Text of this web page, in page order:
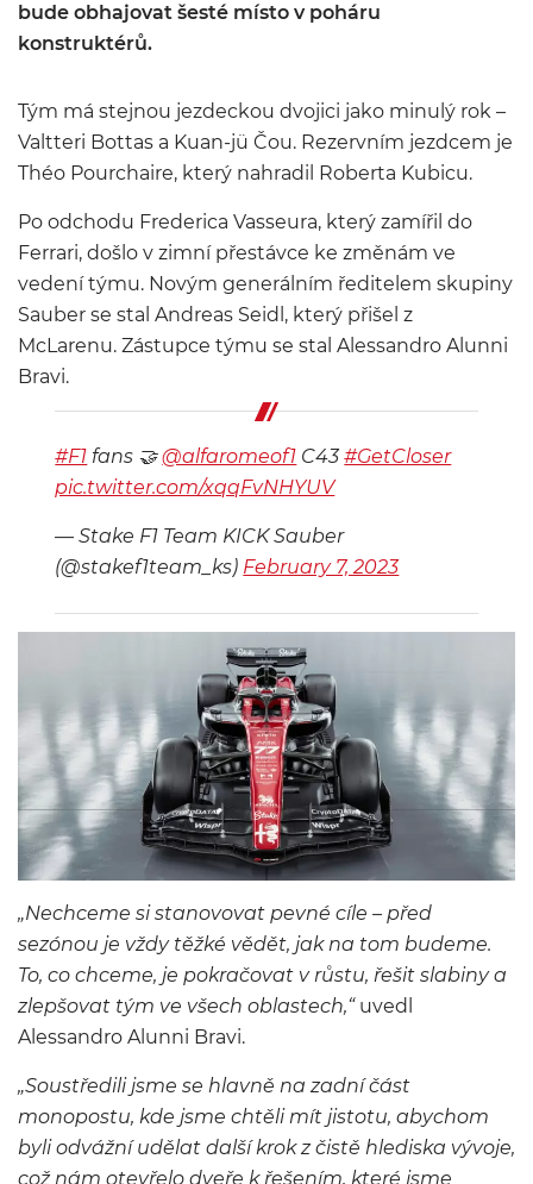
bude obhajovat šesté místo v poháru
konstruktérů.
Tým má stejnou jezdeckou dvojici jako minulý rok –
Valtteri Bottas a Kuan-jü Čou. Rezervním jezdcem je
Théo Pourchaire, který nahradil Roberta Kubicu.
Po odchodu Frederica Vasseura, který zamířil do
Ferrari, došlo v zimní přestávce ke změnám ve
vedení týmu. Novým generálním ředitelem skupiny
Sauber se stal Andreas Seidl, který přišel z
McLarenu. Zástupce týmu se stal Alessandro Alunni
Bravi.
#F1 fans 🤝@alfaromeof1 C43#GetCloser
pic.twitter.com/xqqFvNHYUV
— Stake F1 Team KICK Sauber
(@stakef1team_ks) February 7, 2023
„Nechceme si stanovovat pevné cíle – před
sezónou je vždy těžké vědět, jak na tom budeme.
To, co chceme, je pokračovat v růstu, řešit slabiny a
zlepšovat tým ve všech oblastech,“uvedl
Alessandro Alunni Bravi.
„Soustředili jsme se hlavně na zadní část
monopostu, kde jsme chtěli mít jistotu, abychom
byli odvážní udělat další krok z čistě hlediska vývoje,
což nám otevřelo dveře k řešením, které jsme